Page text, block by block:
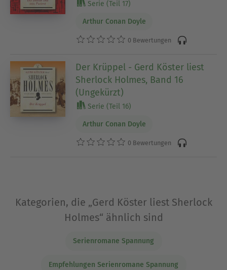
Serie (Teil 17)
Arthur Conan Doyle
0 Bewertungen
Der Krüppel - Gerd Köster liest
Sherlock Holmes, Band 16
(Ungekürzt)
Serie (Teil 16)
Arthur Conan Doyle
0 Bewertungen
Kategorien, die „Gerd Köster liest Sherlock
Holmes“ ähnlich sind
Serienromane Spannung
Empfehlungen Serienromane Spannung